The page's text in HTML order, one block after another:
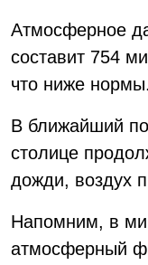
Атмосферное
составит 754
что ниже нормы.
В ближайший
столице
дожди, воздух
Напомним, в
атмосферный